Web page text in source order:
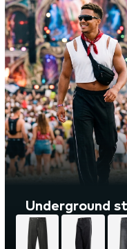
Underground